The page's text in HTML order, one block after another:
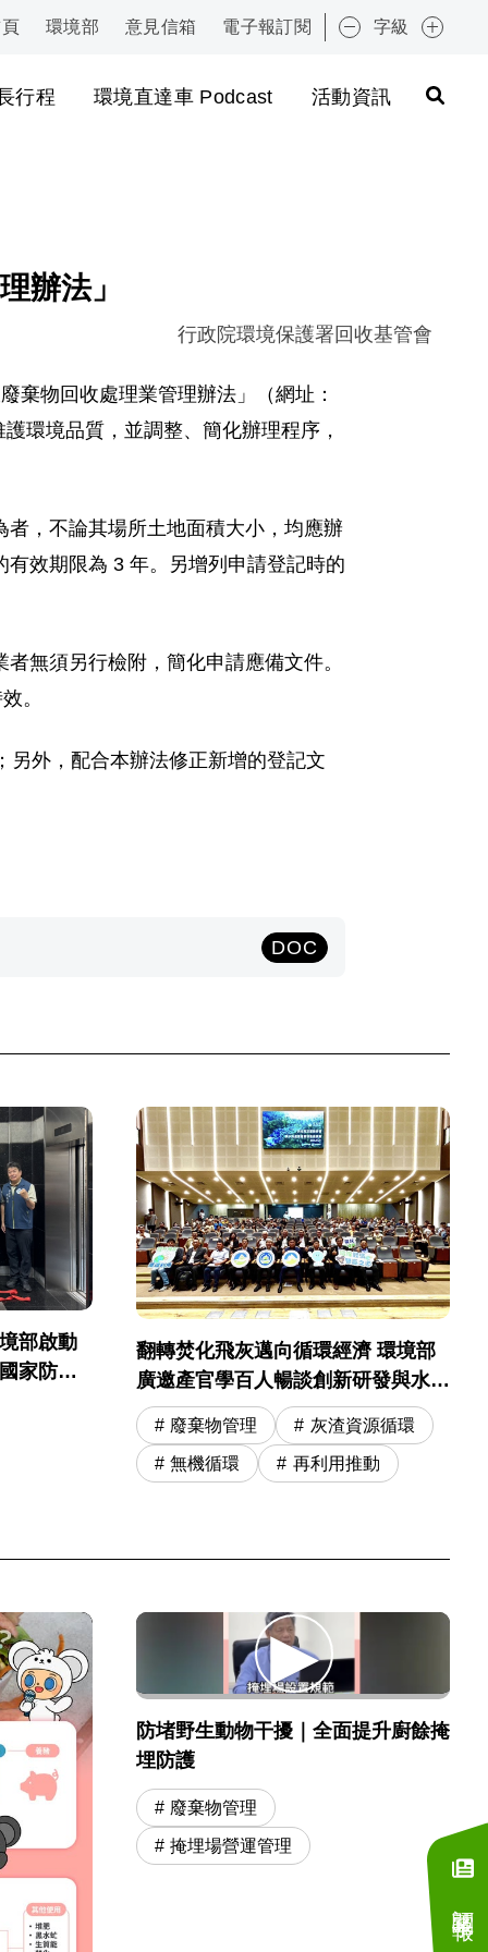
環境部 意見信箱 電子報訂閱 字級
行程 環境直達車 Podcast 活動資訊
:::
辦法」
行政院環境保護署回收基管會
棄物回收處理業管理辦法」（網址：
環境品質，並調整、簡化辦理程序，
，不論其場所土地面積大小，均應辦
效期限為 3 年。另增列申請登記時的
無須另行檢附，簡化申請應備文件。
。
另外，配合本辦法修正新增的登記文
DOC
部啟動
家防災
翻轉焚化飛灰邁向循環經濟 環境部
廣邀產官學百人暢談創新研發與水洗
運營精進
廢棄物管理 灰渣資源循環
無機循環 再利用推動
防堵野生動物干擾｜全面提升廚餘掩
埋防護
廢棄物管理
掩埋場營運管理